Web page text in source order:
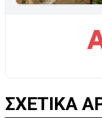
ΣΧΕΤΙΚΑ